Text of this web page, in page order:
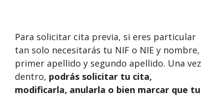
Para solicitar cita previa, si eres particular
tan solo necesitarás tu NIF o NIE y nombre,
primer apellido y segundo apellido. Una vez
dentro, podrás solicitar tu cita,
modificarla, anularla o bien marcar que tu